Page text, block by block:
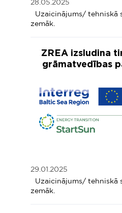
28.05.2025
Uzaicinājums/ tehniskā
zemāk.
ZREA izsludina
grāmatvedības
29.01.2025
Uzaicinājums/ tehniskā
zemāk.